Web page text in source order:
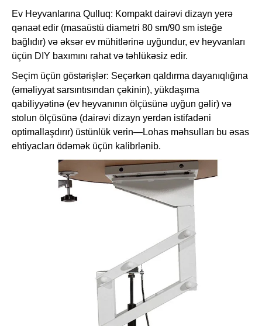
Ev Heyvanlarına Qulluq: Kompakt dairəvi dizayn yerə
qənaət edir (masaüstü diametri 80 sm/90 sm isteğe
bağlıdır) və əksər ev mühitlərinə uyğundur, ev heyvanları
üçün DIY baxımını rahat və təhlükəsiz edir.
Seçim üçün göstərişlər: Seçərkən qaldırma dayanıqlığına
(əməliyyat sarsıntısından çəkinin), yükdaşıma
qabiliyyətinə (ev heyvanının ölçüsünə uyğun gəlir) və
stolun ölçüsünə (dairəvi dizayn yerdən istifadəni
optimallaşdırır) üstünlük verin—Lohas məhsulları bu əsas
ehtiyacları ödəmək üçün kalibrlənib.